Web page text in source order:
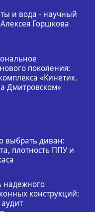
и вода - научный
Горшкова
поколения:
«Кинетик.
Дмитровском»
выбрать диван:
плотность ППУ и
надежного
конструкций: